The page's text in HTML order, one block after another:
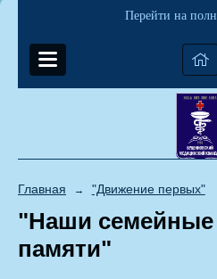
Перейти на
Главная → "Движение первых"
"Наши семейные
памяти"